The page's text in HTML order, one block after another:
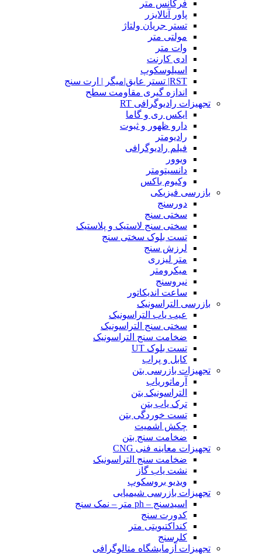
فرکانس متر
پاور آنالایزر
تستر جریان ولتاژ
مولتی متر
وات متر
ادی کارنت
اسیلوسکوپ
RST| تستر عایق|میگر | ارت سنج
اندازه گیری مقاومت سطح
تجهیزات رادیوگرافی RT
ایکس ری و گاما
دارو ظهور و ثبوت
رادیومتر
فیلم رادیوگرافی
ویوور
دانسیتومتر
وکیوم باکس
بازرسی فیزیکی
دورسنج
سختی سنج
سختی سنج لاستیک و پلاستیک
تست بلوک سختی سنج
لرزش سنج
متر لیزری
میکرومتر
نیروسنج
ساعت اندیکاتور
بازرسی التراسونیک
عیب یاب التراسونیک
سختی سنج التراسونیک
ضخامت سنج التراسونیک
تست بلوک UT
کابل و پراب
تجهیزات بازرسی بتن
آرماتوریاب
التراسونیک بتن
ترک یاب بتن
تست خوردگی بتن
چکش اشمیت
ضخامت سنج بتن
تجهیزات معاینه فنی CNG
ضخامت سنج التراسونیک
نشت یاب گاز
ویدیو بروسکوپ
تجهیزات بازرسی شیمیایی
اسیدسنج – ph متر – نمک سنج
کدورت سنج
کنداکتیویتی متر
کلرسنج
تجهیزات آزمایشگاه متالوگرافی